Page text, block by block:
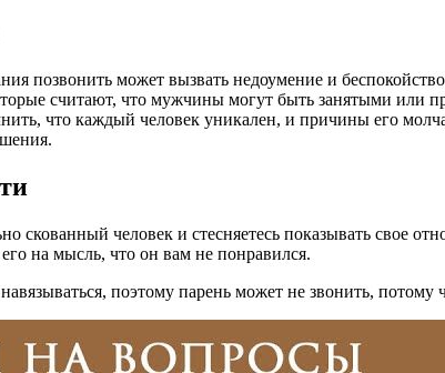
позвонить может вызвать недоумение и
считают, что мужчины могут быть занятыми или
что каждый человек уникален, и причины его
скованный человек и стесняетесь показывать свое
на мысль, что он вам не понравился.
поэтому парень может не звонить, потому